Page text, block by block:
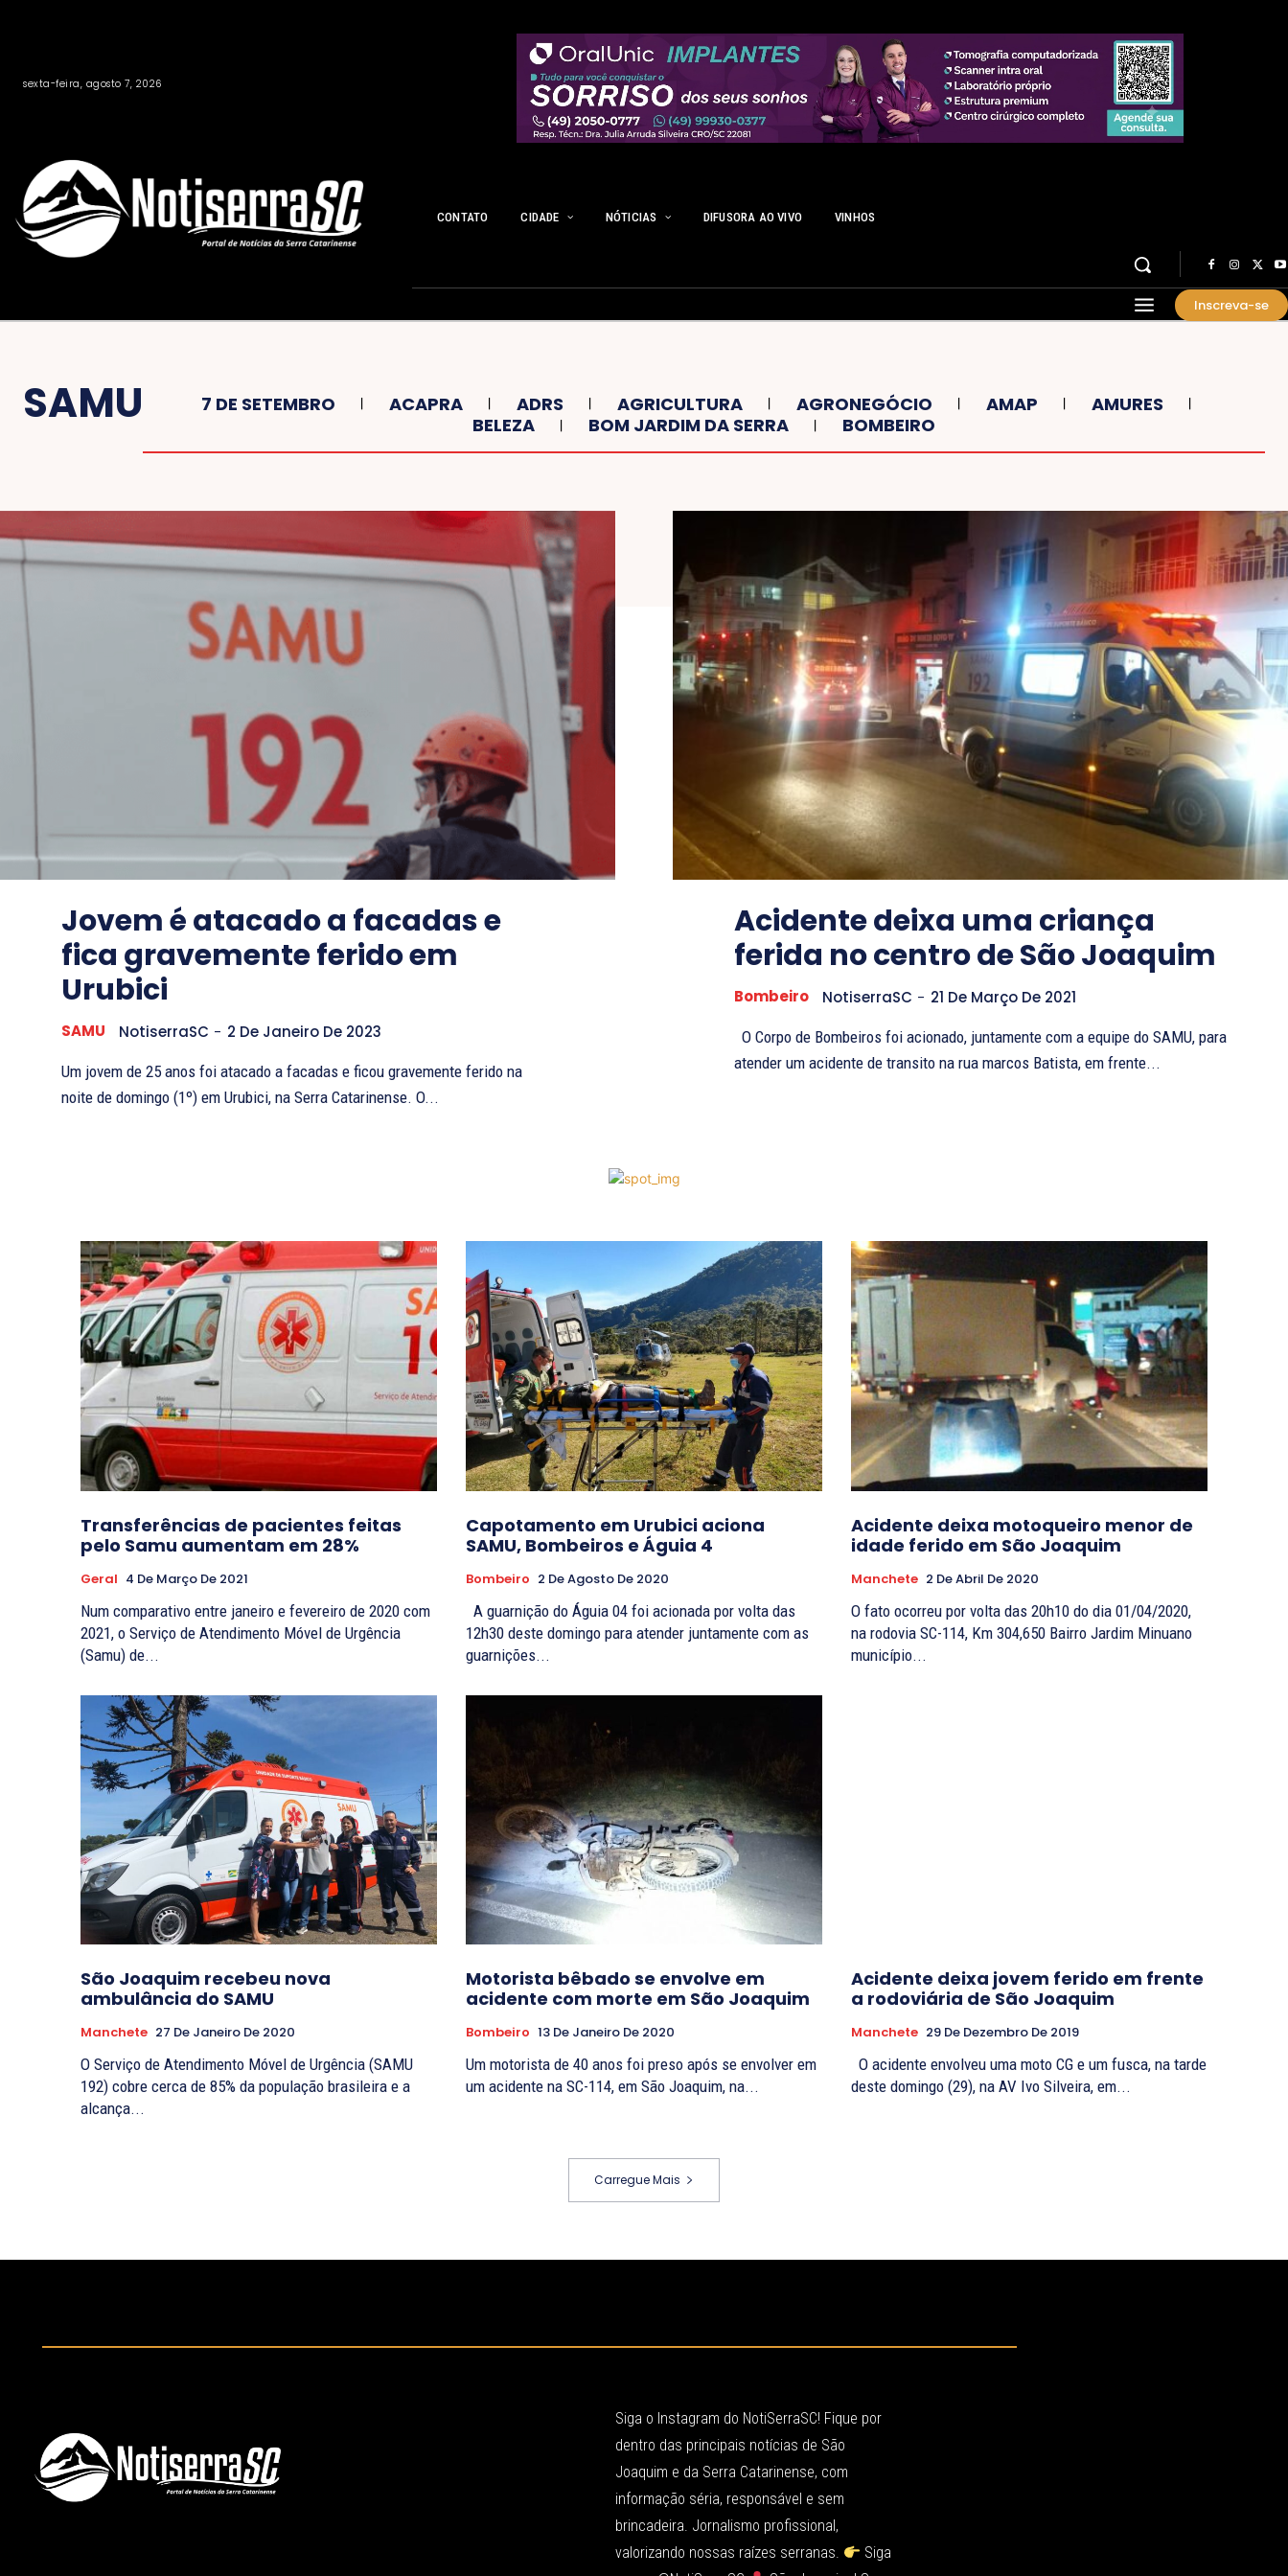
sexta-feira, agosto 7, 2026
CONTATO CIDADE NÓTICIAS DIFUSORA AO VIVO VINHOS
Inscreva-se
SAMU 7 DE SETEMBRO ACAPRA ADRS AGRICULTURA AGRONEGÓCIO AMAP
AMURES
BELEZA
BOM JARDIM DA SERRA BOMBEIRO
Jovem é atacado a facadas e
fica gravemente ferido em
Urubici
SAMU NotiserraSC - 2 De Janeiro De 2023
Um jovem de 25 anos foi atacado a facadas e ficou gravemente ferido na
noite de domingo (1º) em Urubici, na Serra Catarinense. O...
Acidente deixa uma criança
ferida no centro de São Joaquim
Bombeiro NotiserraSC - 21 De Março De 2021
O Corpo de Bombeiros foi acionado, juntamente com a equipe do SAMU, para
atender um acidente de transito na rua marcos Batista, em frente...
Transferências de pacientes feitas
pelo Samu aumentam em 28%
Geral 4 De Março De 2021
Num comparativo entre janeiro e fevereiro de 2020 com
2021, o Serviço de Atendimento Móvel de Urgência
(Samu) de...
Capotamento em Urubici aciona
SAMU, Bombeiros e Águia 4
Bombeiro 2 De Agosto De 2020
12h30 deste domingo para atender juntamente com as
guarnições...
Acidente deixa motoqueiro menor de
idade ferido em São Joaquim
Manchete 2 De Abril De 2020
O fato ocorreu por volta das 20h10 do dia 01/04/2020,
na rodovia SC-114, Km 304,650 Bairro Jardim Minuano
município...
São Joaquim recebeu nova
ambulância do SAMU
Manchete 27 De Janeiro De 2020
O Serviço de Atendimento Móvel de Urgência (SAMU
192) cobre cerca de 85% da população brasileira e a
alcança...
Motorista bêbado se envolve em
acidente com morte em São Joaquim
Bombeiro 13 De Janeiro De 2020
Um motorista de 40 anos foi preso após se envolver em
um acidente na SC-114, em São Joaquim, na...
Acidente deixa jovem ferido em frente
a rodoviária de São Joaquim
Manchete 29 De Dezembro De 2019
deste domingo (29), na AV Ivo Silveira, em...
Carregue Mais
Siga o Instagram do NotiSerraSC! Fique por
dentro das principais notícias de São
Joaquim e da Serra Catarinense, com
informação séria, responsável e sem
brincadeira. Jornalismo profissional,
valorizando nossas raízes serranas.
Siga